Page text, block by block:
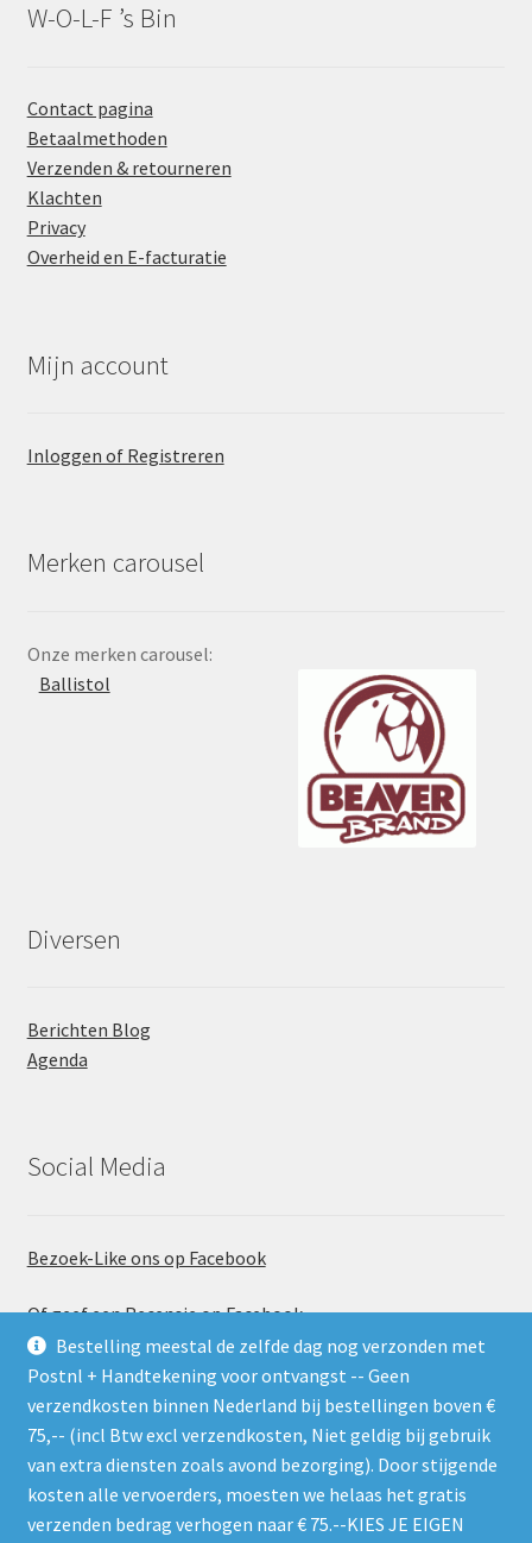
Bestelling meestal de zelfde dag nog verzonden met
Postnl + Handtekening voor ontvangst -- Geen
verzendkosten binnen Nederland bij bestellingen boven €
75,-- (incl Btw excl verzendkosten, Niet geldig bij gebruik
van extra diensten zoals avond bezorging). Door stijgende
kosten alle vervoerders, moesten we helaas het gratis
verzenden bedrag verhogen naar € 75.--KIES JE EIGEN
W-O-L-F ’s Bin
Contact pagina
Betaalmethoden
Verzenden & retourneren
Klachten
Privacy
Overheid en E-facturatie
Mijn account
Inloggen of Registreren
Merken carousel
Onze merken carousel:
Ballistol
Diversen
Berichten Blog
Agenda
Social Media
Bezoek-Like ons op Facebook
Of geef een Recensie op Facebook
Gebruik de RSS feed. Zie gelijk welke nieuwe producten er
worden geplaatst